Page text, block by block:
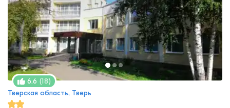
6.6 (18)
Тверская область, Тверь